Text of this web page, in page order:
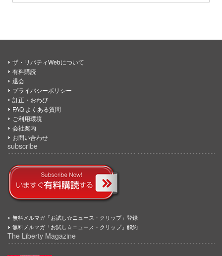
ザ・リバティWebについて
有料購読
退会
プライバシーポリシー
訂正・おわび
FAQ よくある質問
ご利用環境
会社案内
お問い合わせ
subscribe
無料メルマガ「お試し☆ニュース・クリップ」登録
無料メルマガ「お試し☆ニュース・クリップ」解約
The Liberty Magazine